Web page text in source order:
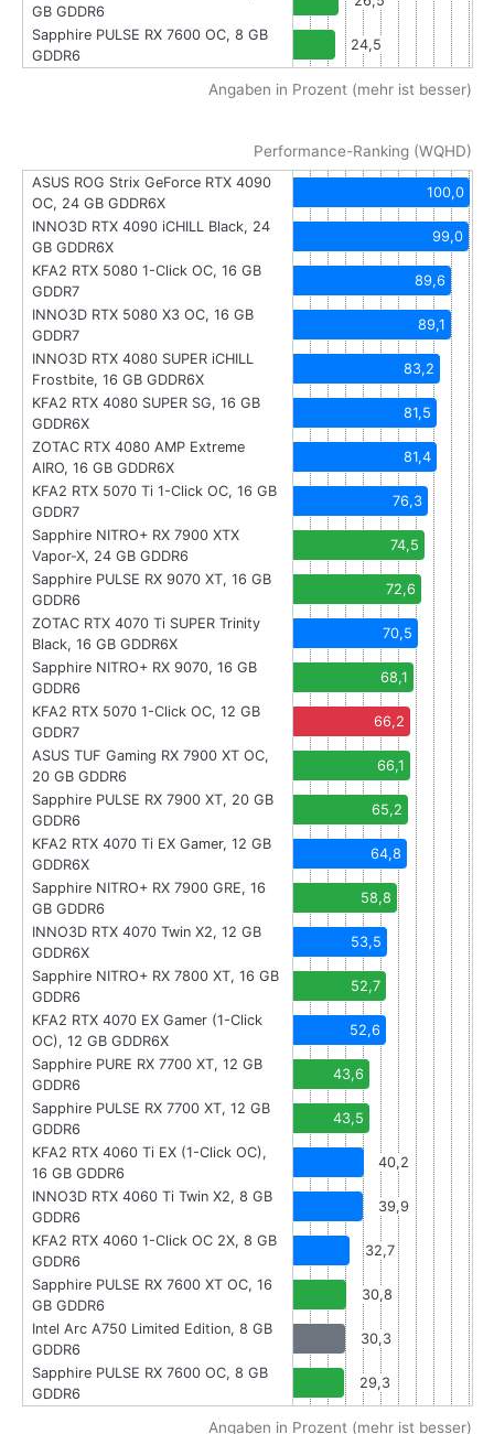
GB GDDR6
Sapphire PULSE RX 7600 OC, 8 GB
GDDR6
24,5
Angaben in Prozent (mehr ist besser)
Performance-Ranking (WQHD)
ASUS ROG Strix GeForce RTX 4090
OC, 24 GB GDDR6X
100,0
INNO3D RTX 4090 iCHILL Black, 24
GB GDDR6X
99,0
KFA2 RTX 5080 1-Click OC, 16 GB
GDDR7
89,6
INNO3D RTX 5080 X3 OC, 16 GB
GDDR7
89,1
INNO3D RTX 4080 SUPER iCHILL
Frostbite, 16 GB GDDR6X
83,2
KFA2 RTX 4080 SUPER SG, 16 GB
GDDR6X
81,5
ZOTAC RTX 4080 AMP Extreme
AIRO, 16 GB GDDR6X
81,4
KFA2 RTX 5070 Ti 1-Click OC, 16 GB
GDDR7
76,3
Sapphire NITRO+ RX 7900 XTX
Vapor-X, 24 GB GDDR6
74,5
Sapphire PULSE RX 9070 XT, 16 GB
GDDR6
72,6
ZOTAC RTX 4070 Ti SUPER Trinity
Black, 16 GB GDDR6X
70,5
Sapphire NITRO+ RX 9070, 16 GB
GDDR6
68,1
KFA2 RTX 5070 1-Click OC, 12 GB
GDDR7
66,2
ASUS TUF Gaming RX 7900 XT OC,
20 GB GDDR6
66,1
Sapphire PULSE RX 7900 XT, 20 GB
GDDR6
65,2
KFA2 RTX 4070 Ti EX Gamer, 12 GB
GDDR6X
64,8
Sapphire NITRO+ RX 7900 GRE, 16
GB GDDR6
58,8
INNO3D RTX 4070 Twin X2, 12 GB
GDDR6X
53,5
Sapphire NITRO+ RX 7800 XT, 16 GB
GDDR6
52,7
KFA2 RTX 4070 EX Gamer (1-Click
OC), 12 GB GDDR6X
52,6
Sapphire PURE RX 7700 XT, 12 GB
GDDR6
43,6
Sapphire PULSE RX 7700 XT, 12 GB
GDDR6
43,5
KFA2 RTX 4060 Ti EX (1-Click OC),
16 GB GDDR6
40,2
INNO3D RTX 4060 Ti Twin X2, 8 GB
GDDR6
39,9
KFA2 RTX 4060 1-Click OC 2X, 8 GB
GDDR6
32,7
Sapphire PULSE RX 7600 XT OC, 16
GB GDDR6
30,8
Intel Arc A750 Limited Edition, 8 GB
GDDR6
30,3
Sapphire PULSE RX 7600 OC, 8 GB
GDDR6
29,3
Angaben in Prozent (mehr ist besser)